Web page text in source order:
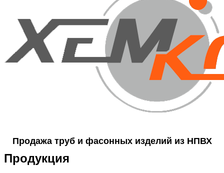
Продажа труб и фасонных изделий из НПВХ
Продукция